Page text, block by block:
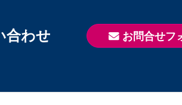
合わせ お問合せフ